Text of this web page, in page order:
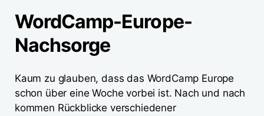
WordCamp-Europe-
Nachsorge
Kaum zu glauben, dass das WordCamp Europe
schon über eine Woche vorbei ist. Nach und nach
kommen Rückblicke verschiedener